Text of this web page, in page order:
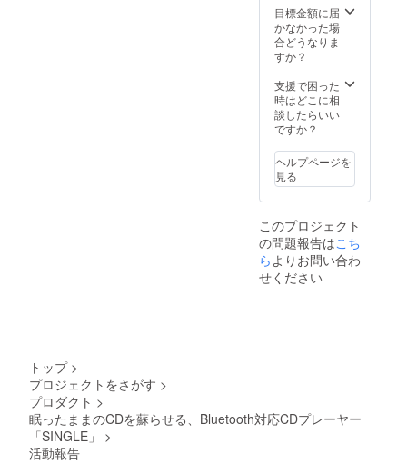
送状況
により
遅れる
可能性
いま
す。 ※
送料込
の価格
ます。
※商品の
仕様、
デザイ
しまし
ては一
部変更
になる
可能性
目標金額に届
かなかった場
合どうなりま
すか？
支援で困った
時はどこに相
談したらいい
ですか？
ヘルプページを
見る
このプロジェクト
の問題報告はこち
ら よりお問い合わ
せください
トップ >
プロジェクトをさがす >
プロダクト >
眠ったままのCDを蘇らせる、Bluetooth対応CDプレーヤー
「SINGLE」
>
活動報告